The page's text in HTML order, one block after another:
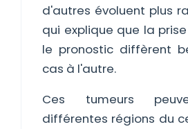
d'autres évoluent plus
qui explique que la
le pronostic diffèrent
cas à l'autre.
Ces tumeurs
différentes régions du